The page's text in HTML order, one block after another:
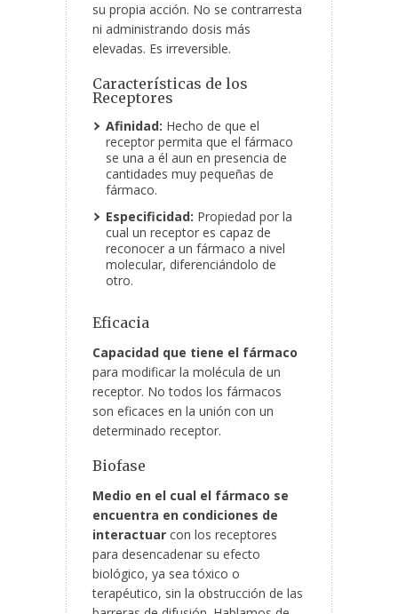
su propia acción. No se contrarresta
ni administrando dosis más
elevadas. Es irreversible.
Características de los
Receptores
Afinidad: Hecho de que el
receptor permita que el fármaco
se una a él aun en presencia de
cantidades muy pequeñas de
fármaco.
Especificidad: Propiedad por la
cual un receptor es capaz de
reconocer a un fármaco a nivel
molecular, diferenciándolo de
otro.
Eficacia
Capacidad que tiene el fármaco
para modificar la molécula de un
receptor. No todos los fármacos
son eficaces en la unión con un
determinado receptor.
Biofase
Medio en el cual el fármaco se
encuentra en condiciones de
interactuar con los receptores
para desencadenar su efecto
biológico, ya sea tóxico o
terapéutico, sin la obstrucción de las